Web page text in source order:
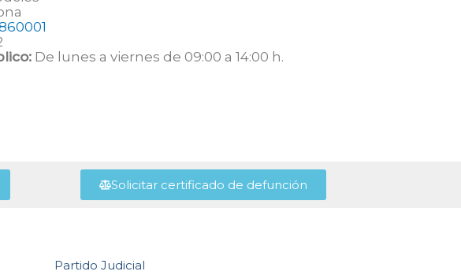
De lunes a viernes de 09:00 a 14:00 h.
Solicitar certificado de defunción
Partido Judicial